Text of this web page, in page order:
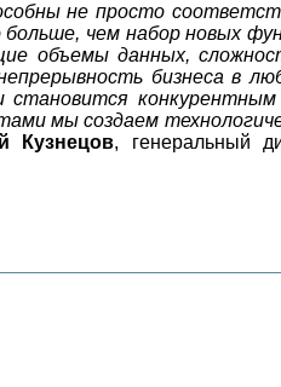
не просто
чем набор новых
объемы данных,
бизнеса в
мы создаем
Кузнецов, генеральный